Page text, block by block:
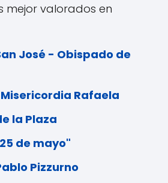
mejor valorados en
José - Obispado de
Rafaela
la Plaza
de mayo"
Pizzurno